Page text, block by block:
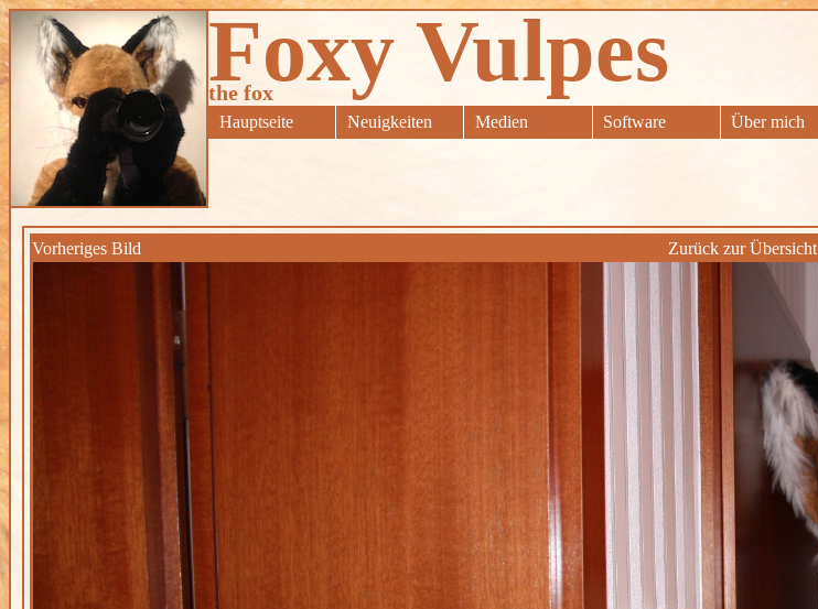
Foxy Vulpes
the fox
Hauptseite Neuigkeiten Medien Software Über mich
Vorheriges Bild Zurück zur Übersicht